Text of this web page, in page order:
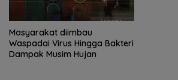
Masyarakat diimbau
Waspadai Virus Hingga Bakteri
Dampak Musim Hujan